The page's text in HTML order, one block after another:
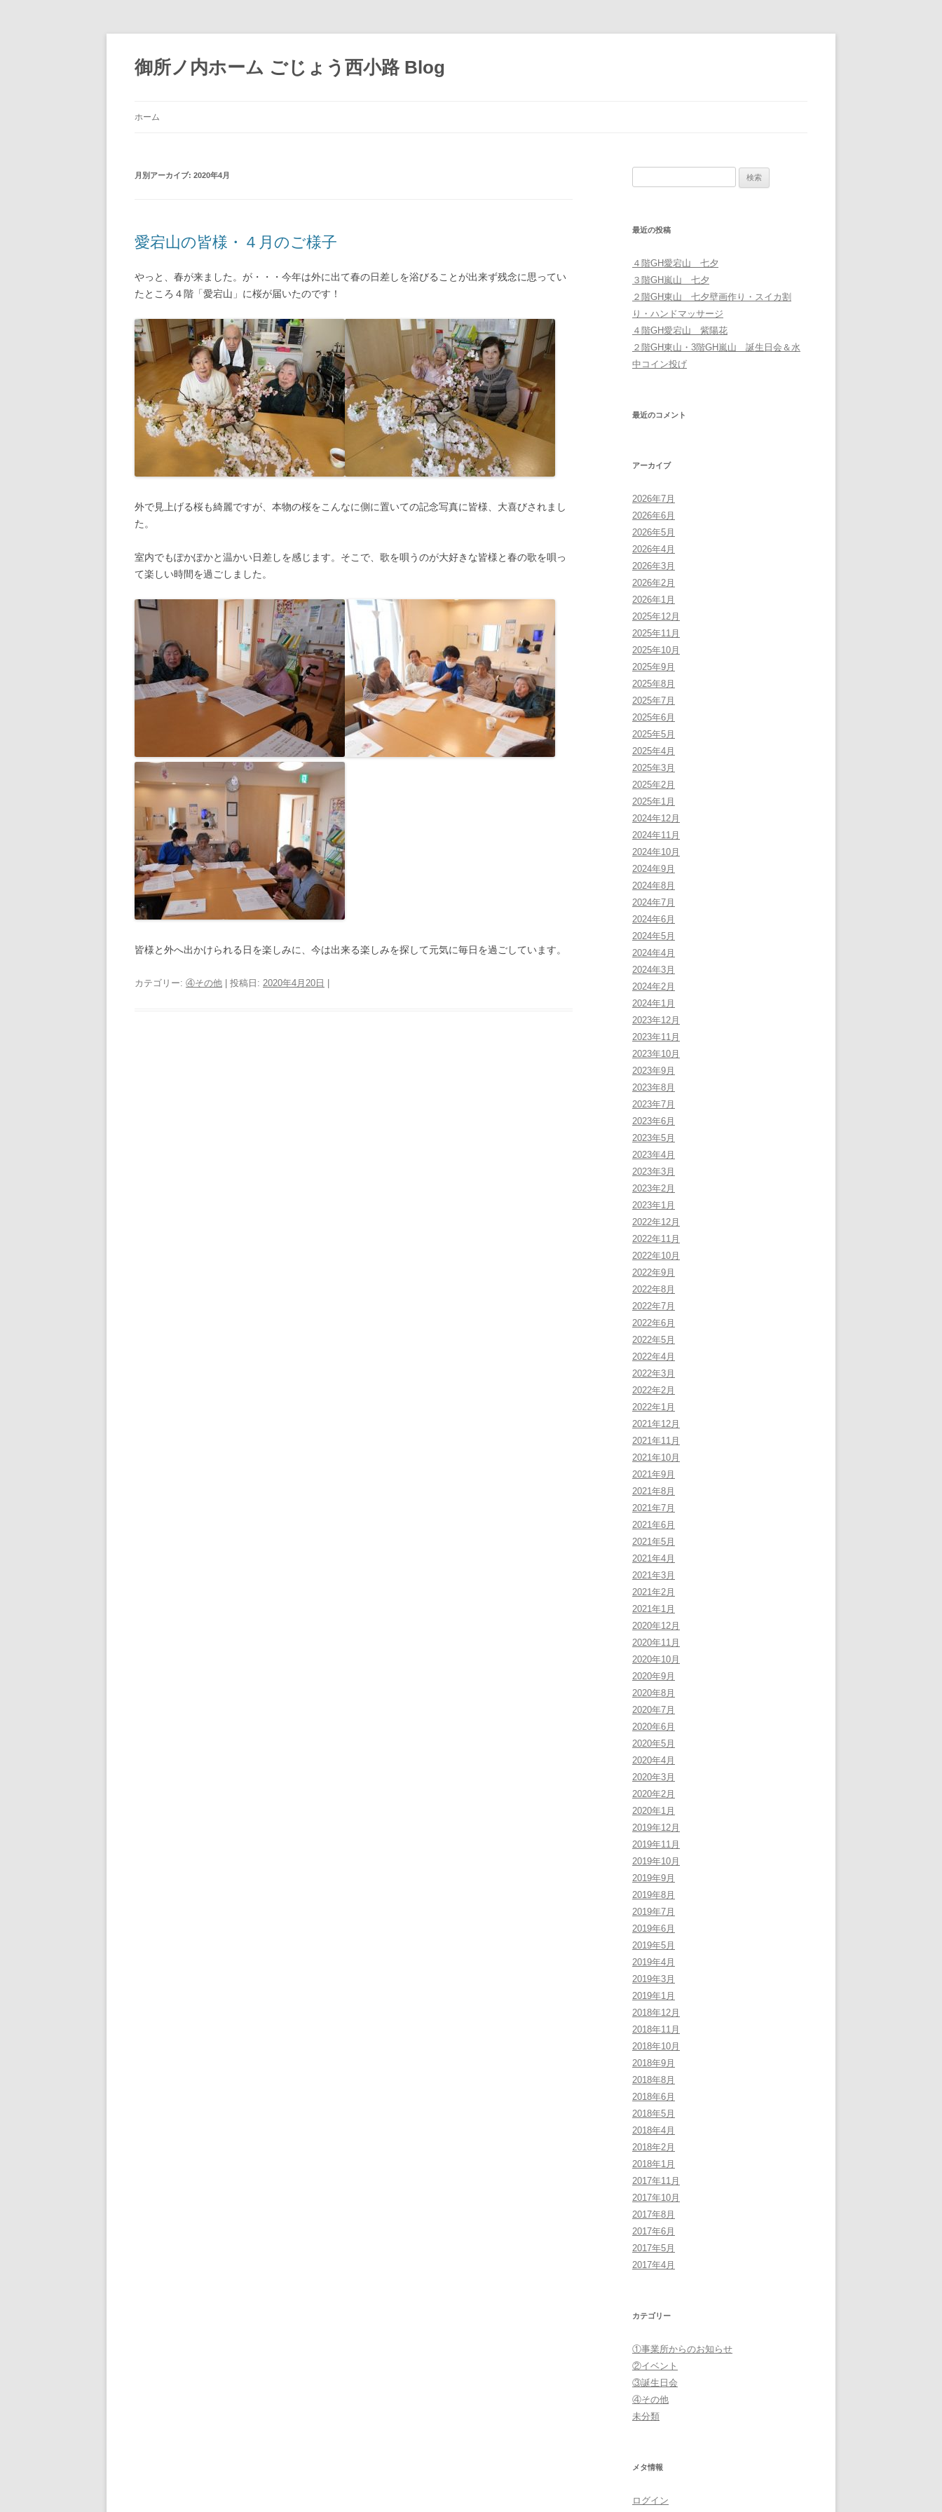
御所ノ内ホーム ごじょう西小路 Blog
ホーム
月別アーカイブ: 2020年4月
愛宕山の皆様・４月のご様子
やっと、春が来ました。が・・・今年は外に出て春の日差しを浴びることが出来ず残念に思ってい
たところ４階「愛宕山」に桜が届いたのです！
外で見上げる桜も綺麗ですが、本物の桜をこんなに側に置いての記念写真に皆様、大喜びされまし
た。
室内でもぽかぽかと温かい日差しを感じます。そこで、歌を唄うのが大好きな皆様と春の歌を唄っ
て楽しい時間を過ごしました。
皆様と外へ出かけられる日を楽しみに、今は出来る楽しみを探して元気に毎日を過ごしています。
カテゴリー: ④その他 | 投稿日: 2020年4月20日
最近の投稿
４階GH愛宕山 七夕
３階GH嵐山 七夕
２階GH東山 七夕壁画作り・スイカ割
り・ハンドマッサージ
４階GH愛宕山 紫陽花
２階GH東山・3階GH嵐山 誕生日会＆水
中コイン投げ
最近のコメント
アーカイブ
2026年7月
2026年6月
2026年5月
2026年4月
2026年3月
2026年2月
2026年1月
2025年12月
2025年11月
2025年10月
2025年9月
2025年8月
2025年7月
2025年6月
2025年5月
2025年4月
2025年3月
2025年2月
2025年1月
2024年12月
2024年11月
2024年10月
2024年9月
2024年8月
2024年7月
2024年6月
2024年5月
2024年4月
2024年3月
2024年2月
2024年1月
2023年12月
2023年11月
2023年10月
2023年9月
2023年8月
2023年7月
2023年6月
2023年5月
2023年4月
2023年3月
2023年2月
2023年1月
2022年12月
2022年11月
2022年10月
2022年9月
2022年8月
2022年7月
2022年6月
2022年5月
2022年4月
2022年3月
2022年2月
2022年1月
2021年12月
2021年11月
2021年10月
2021年9月
2021年8月
2021年7月
2021年6月
2021年5月
2021年4月
2021年3月
2021年2月
2021年1月
2020年12月
2020年11月
2020年10月
2020年9月
2020年8月
2020年7月
2020年6月
2020年5月
2020年4月
2020年3月
2020年2月
2020年1月
2019年12月
2019年11月
2019年10月
2019年9月
2019年8月
2019年7月
2019年6月
2019年5月
2019年4月
2019年3月
2019年1月
2018年12月
2018年11月
2018年10月
2018年9月
2018年8月
2018年6月
2018年5月
2018年4月
2018年2月
2018年1月
2017年11月
2017年10月
2017年8月
2017年6月
2017年5月
2017年4月
カテゴリー
①事業所からのお知らせ
②イベント
③誕生日会
④その他
未分類
メタ情報
ログイン